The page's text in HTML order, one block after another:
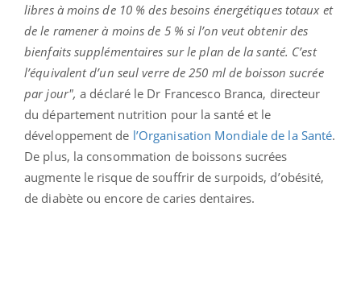
libres à moins de 10 % des besoins énergétiques totaux et
de le ramener à moins de 5 % si l’on veut obtenir des
bienfaits supplémentaires sur le plan de la santé. C’est
l’équivalent d’un seul verre de 250 ml de boisson sucrée
par jour", a déclaré le Dr Francesco Branca, directeur
du département nutrition pour la santé et le
développement de l’Organisation Mondiale de la Santé.
De plus, la consommation de boissons sucrées
augmente le risque de souffrir de surpoids, d’obésité,
de diabète ou encore de caries dentaires.